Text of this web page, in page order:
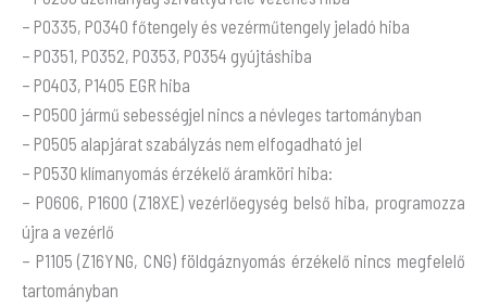
– P0335, P0340 főtengely és vezérműtengely jeladó hiba
– P0351, P0352, P0353, P0354 gyújtáshiba
– P0403, P1405 EGR hiba
– P0500 jármű sebességjel nincs a névleges tartományban
– P0505 alapjárat szabályzás nem elfogadható jel
– P0530 klímanyomás érzékelő áramköri hiba:
– P0606, P1600 (Z18XE) vezérlőegység belső hiba, programozza
újra a vezérlő
– P1105 (Z16YNG, CNG) földgáznyomás érzékelő nincs megfelelő
tartományban